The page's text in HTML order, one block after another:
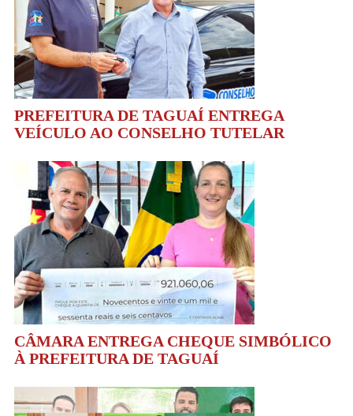
PREFEITURA DE TAGUAÍ ENTREGA
VEÍCULO AO CONSELHO TUTELAR
CÂMARA ENTREGA CHEQUE SIMBÓLICO
À PREFEITURA DE TAGUAÍ